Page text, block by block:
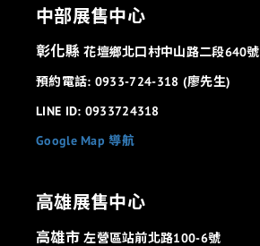
中部展售中心
彰化縣花壇鄉北口村中山路二段640號
預約電話: 0933-724-318 (廖先生)
LINE ID: 0933724318
Google Map 導航
高雄展售中心
高雄市左營區站前北路100-6號